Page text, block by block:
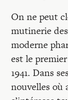
On ne peut
mutinerie
moderne
est le
1941. Dans
nouvelles où